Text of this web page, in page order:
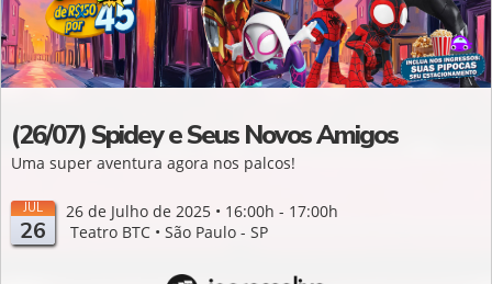
(26/07) Spidey e Seus Novos Amigos
Uma super aventura agora nos palcos!
JUL
26
26 de Julho de 2025 • 16:00h - 17:00h
Teatro BTC • São Paulo - SP